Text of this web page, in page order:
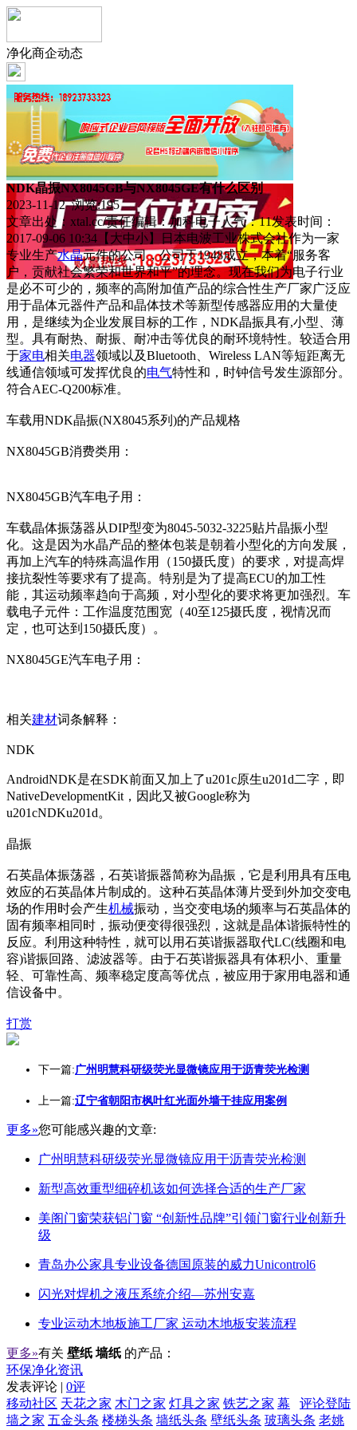
净化商企动态
NDK晶振NX8045GB与NX8045GE有什么区别
2023-11-12 浏览:195
文章出处：xtal.cc/责任编辑：加科电子人气：11发表时间：
2017-09-06 10:34【大中小】日本电波工业株式会社作为一家
专业生产水晶元件的公司，公司于1948成立，本着“服务客
户，贡献社会繁荣和世界和平”的理念。现在我们为电子行业
是必不可少的，频率的高附加值产品的综合性生产厂家广泛应
用于晶体元器件产品和晶体技术等新型传感器应用的大量使
用，是继续为企业发展目标的工作，NDK晶振具有,小型、薄
型。具有耐热、耐振、耐冲击等优良的耐环境特性。较适合用
于家电相关电器领域以及Bluetooth、Wireless LAN等短距离无
线通信领域可发挥优良的电气特性和，时钟信号发生源部分。
符合AEC-Q200标准。
车载用NDK晶振(NX8045系列)的产品规格
NX8045GB消费类用：
NX8045GB汽车电子用：
车载晶体振荡器从DIP型变为8045-5032-3225贴片晶振小型
化。这是因为水晶产品的整体包装是朝着小型化的方向发展，
再加上汽车的特殊高温作用（150摄氏度）的要求，对提高焊
接抗裂性等要求有了提高。特别是为了提高ECU的加工性
能，其运动频率趋向于高频，对小型化的要求将更加强烈。车
载电子元件：工作温度范围宽（40至125摄氏度，视情况而
定，也可达到150摄氏度）。
NX8045GE汽车电子用：
相关建材词条解释：
NDK
AndroidNDK是在SDK前面又加上了u201c原生u201d二字，即
NativeDevelopmentKit，因此又被Google称为
u201cNDKu201d。
晶振
石英晶体振荡器，石英谐振器简称为晶振，它是利用具有压电
效应的石英晶体片制成的。这种石英晶体薄片受到外加交变电
场的作用时会产生机械振动，当交变电场的频率与石英晶体的
固有频率相同时，振动便变得很强烈，这就是晶体谐振特性的
反应。利用这种特性，就可以用石英谐振器取代LC(线圈和电
容)谐振回路、滤波器等。由于石英谐振器具有体积小、重量
轻、可靠性高、频率稳定度高等优点，被应用于家用电器和通
信设备中。
打赏
下一篇:广州明慧科研级荧光显微镜应用于沥青荧光检测
上一篇:辽宁省朝阳市枫叶红光面外墙干挂应用案例
更多»您可能感兴趣的文章:
广州明慧科研级荧光显微镜应用于沥青荧光检测
新型高效重型细碎机该如何选择合适的生产厂家
美阁门窗荣获铝门窗 “创新性品牌”引领门窗行业创新升
级
青岛办公家具专业设备德国原装的威力Unicontrol6
闪光对焊机之液压系统介绍—苏州安嘉
专业运动木地板施工厂家 运动木地板安装流程
更多»有关 壁纸 墙纸 的产品：
环保净化资讯
发表评论 | 0评
评论登陆
移动社区 天花之家 木门之家 灯具之家 铁艺之家 幕
墙之家 五金头条 楼梯头条 墙纸头条 壁纸头条 玻璃头条 老姚